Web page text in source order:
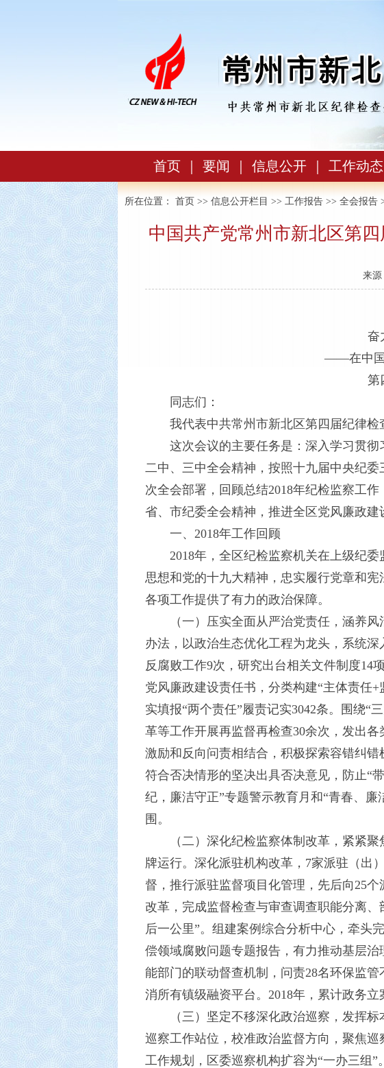
首页 要闻 信息公开 工作动态
所在位置： 首页 >> 信息公开栏目 >> 工作报告 >> 全会报告
中国共产党常州市新北区第
来源
奋
——在中国
第
同志们：
我代表中共常州市新北区第四届纪律检
这次会议的主要任务是：深入学习贯
二中、三中全会精神，按照十九届中央纪
次全会部署，回顾总结2018年纪检监察工
省、市纪委全会精神，推进全区党风廉政
一、2018年工作回顾
2018年，全区纪检监察机关在上级纪
思想和党的十九大精神，忠实履行党章和
各项工作提供了有力的政治保障。
（一）压实全面从严治党责任，涵养
办法，以政治生态优化工程为龙头，系统
反腐败工作9次，研究出台相关文件制度14
党风廉政建设责任书，分类构建“主体责任
实填报“两个责任”履责记实3042条。围绕“
革等工作开展再监督再检查30余次，发出
激励和反向问责相结合，积极探索容错纠
符合否决情形的坚决出具否决意见，防止“
纪，廉洁守正”专题警示教育月和“青春、
围。
（二）深化纪检监察体制改革，紧紧
牌运行。深化派驻机构改革，7家派驻（出
督，推行派驻监督项目化管理，先后向25
改革，完成监督检查与审查调查职能分离
后一公里”。组建案例综合分析中心，牵头
偿领域腐败问题专题报告，有力推动基层
能部门的联动督查机制，问责28名环保监
消所有镇级融资平台。2018年，累计政务
（三）坚定不移深化政治巡察，发挥
巡察工作站位，校准政治监督方向，聚焦
工作规划，区委巡察机构扩容为“一办三组